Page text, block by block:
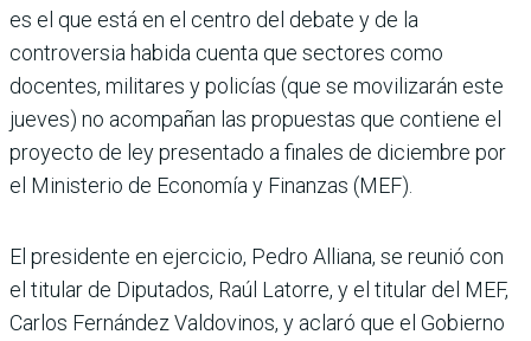
es el que está en el centro del debate y de la
controversia habida cuenta que sectores como
docentes, militares y poli­cías (que se movilizarán este
jueves) no acompañan las propuestas que contiene el
proyecto de ley presentado a finales de diciembre por
el Ministerio de Economía y Finanzas (MEF).
El presidente en ejercicio, Pedro Alliana, se reunió con
el titular de Diputados, Raúl Latorre, y el titular del MEF,
Carlos Fernández Valdovi­nos, y aclaró que el Gobierno